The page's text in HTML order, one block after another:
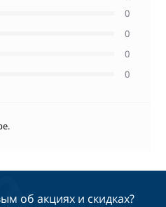
0
0
0
0
об акциях и скидках?